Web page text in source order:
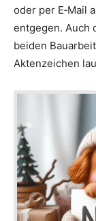
oder per E‑Mail
entgegen. Auch
beiden
Aktenzeichen